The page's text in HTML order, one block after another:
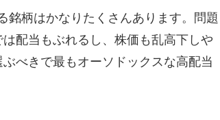
銘柄はかなりたくさんあります。問題
配当もぶれるし、株価も乱高下しや
べきで最もオーソドックスな高配当